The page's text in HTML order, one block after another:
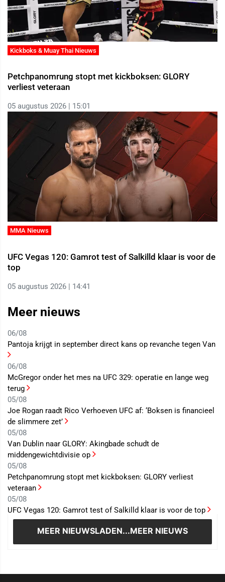
Kickboks & Muay Thai Nieuws
Petchpanomrung stopt met kickboksen: GLORY
verliest veteraan
05 augustus 2026 | 15:01
MMA Nieuws
UFC Vegas 120: Gamrot test of Salkilld klaar is voor de
top
05 augustus 2026 | 14:41
Meer nieuws
06/08
Pantoja krijgt in september direct kans op revanche tegen Van
06/08
McGregor onder het mes na UFC 329: operatie en lange weg
terug
05/08
Joe Rogan raadt Rico Verhoeven UFC af: ‘Boksen is financieel
de slimmere zet’
05/08
Van Dublin naar GLORY: Akingbade schudt de
middengewichtdivisie op
05/08
Petchpanomrung stopt met kickboksen: GLORY verliest
veteraan
05/08
UFC Vegas 120: Gamrot test of Salkilld klaar is voor de top
MEER NIEUWSLADEN...MEER NIEUWS